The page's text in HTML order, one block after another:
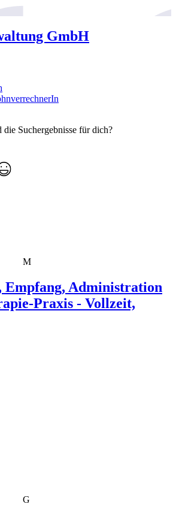
GmbH
die Suchergebnisse für dich?
M
Empfang, Administration
Praxis - Vollzeit,
G